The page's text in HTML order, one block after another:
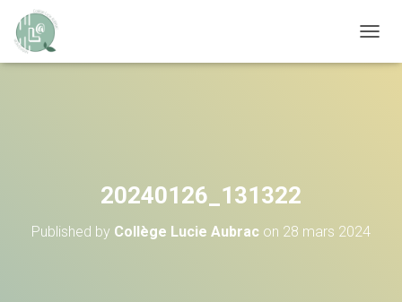
20240126_131322
Published by Collège Lucie Aubrac on 28 mars 2024